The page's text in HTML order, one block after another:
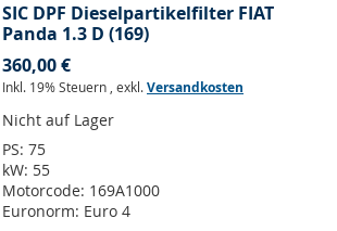
SIC DPF Dieselpartikelfilter FIAT
Panda 1.3 D (169)
360,00 €
Inkl. 19% Steuern , exkl.Versandkosten
Nicht auf Lager
PS: 75
kW: 55
Motorcode: 169A1000
Euronorm: Euro 4